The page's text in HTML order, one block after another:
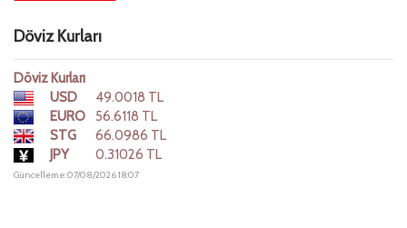
Döviz Kurları
Döviz Kurları
USD
49.0018 TL
EURO
56.6118 TL
STG
66.0986 TL
JPY
0.31026 TL
Güncelleme: 07/08/2026 18:07